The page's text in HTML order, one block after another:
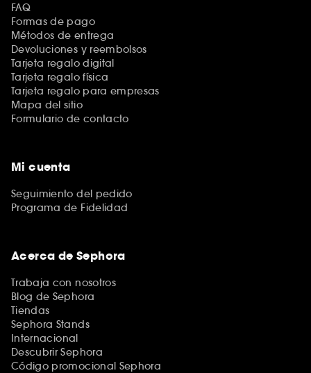
FAQ
Formas de pago
Métodos de entrega
Devoluciones y reembolsos
Tarjeta regalo digital
Tarjeta regalo física
Tarjeta regalo para empresas
Mapa del sitio
Formulario de contacto
Mi cuenta
Seguimiento del pedido
Programa de Fidelidad
Acerca de Sephora
Trabaja con nosotros
Blog de Sephora
Tiendas
Sephora Stands
Internacional
Descubrir Sephora
Código promocional Sephora